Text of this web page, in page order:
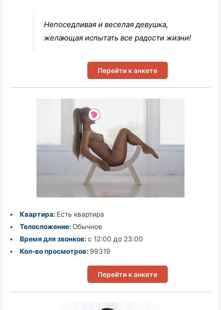
Непоседливая и веселая девушка,
желающая испытать все радости жизни!
Перейти к анкете
Квартира: Есть квартира
Телосложение: Обычное
Время для звонков: с 12:00 до 23:00
Кол-во просмотров: 99319
Перейти к анкете